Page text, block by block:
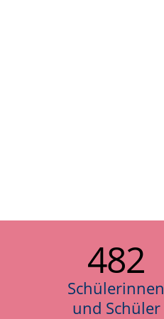
482
Schülerinnen
und Schüler